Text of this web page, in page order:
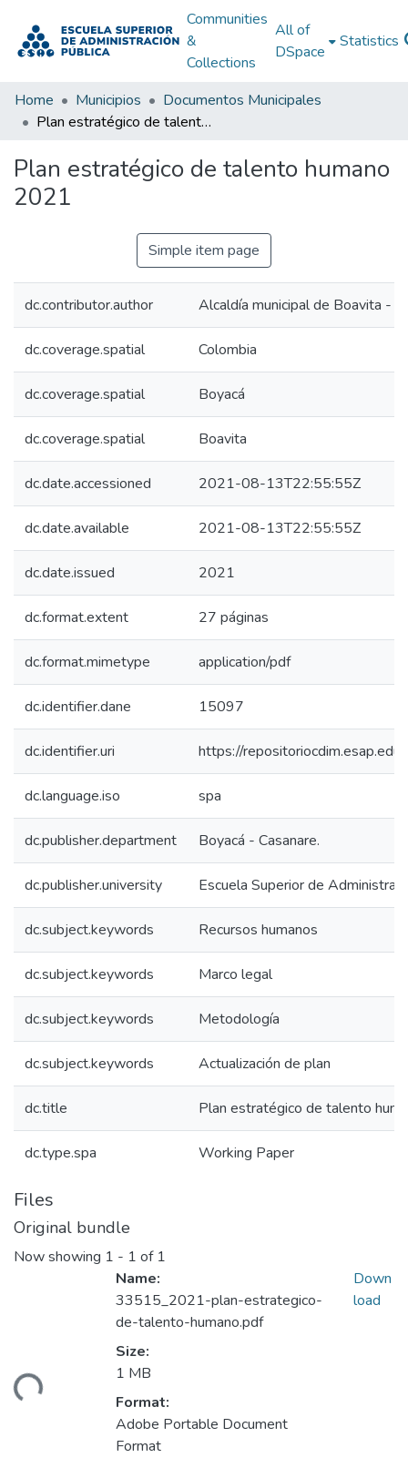
Communities
&
Collections
All of
DSpace
Statistics
Home Municipios
Documentos Municipales
Plan estratégico de talento humano 2021
Plan estratégico de talento humano
2021
Simple item page
dc.contributor.author Alcaldía municipal de Boavita -
dc.coverage.spatial Colombia
dc.coverage.spatial Boyacá
dc.coverage.spatial Boavita
dc.date.accessioned 2021-08-13T22:55:55Z
dc.date.available 2021-08-13T22:55:55Z
dc.date.issued 2021
dc.format.extent 27 páginas
dc.format.mimetype application/pdf
dc.identifier.dane 15097
dc.identifier.uri https://
dc.language.iso spa
dc.publisher.department Boyacá - Casanare.
dc.publisher.university Escuela Superior de
dc.subject.keywords Recursos humanos
dc.subject.keywords Marco legal
dc.subject.keywords Metodología
dc.subject.keywords Actualización de plan
dc.title Plan estratégico de talento
dc.type.spa Working Paper
Files
Original bundle
Now showing 1 - 1 of 1
Name:
33515_2021-plan-estrategico-
de-talento-humano.pdf
Size:
1 MB
Format:
Adobe Portable Document
Format
Down
load